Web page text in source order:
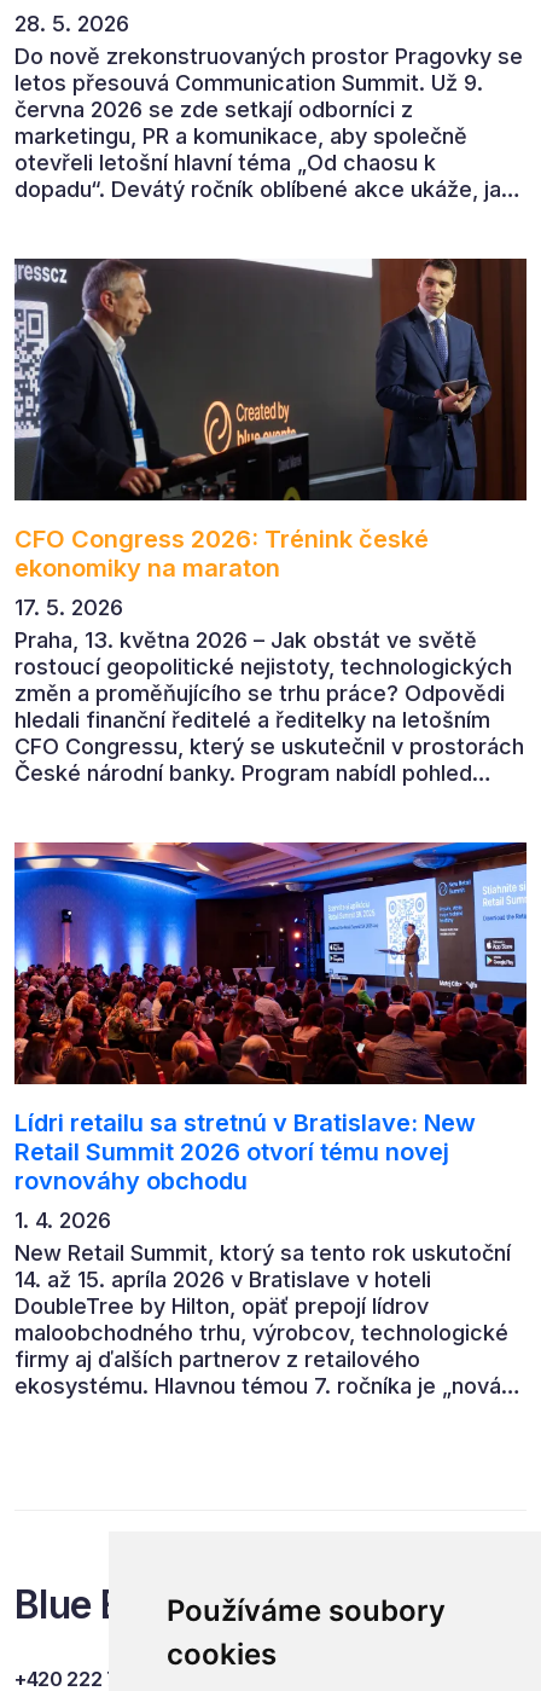
Používáme soubory
cookies
28. 5. 2026
Do nově zrekonstruovaných prostor Pragovky se
letos přesouvá Communication Summit. Už 9.
června 2026 se zde setkají odborníci z
marketingu, PR a komunikace, aby společně
otevřeli letošní hlavní téma „Od chaosu k
dopadu“. Devátý ročník oblíbené akce ukáže, jak
CFO Congress 2026: Trénink české
ekonomiky na maraton
17. 5. 2026
Praha, 13. května 2026 – Jak obstát ve světě
rostoucí geopolitické nejistoty, technologických
změn a proměňujícího se trhu práce? Odpovědi
hledali finanční ředitelé a ředitelky na letošním
CFO Congressu, který se uskutečnil v prostorách
České národní banky. Program nabídl pohled
automatizaci, leadership i budoucnost role CFO.
Lídri retailu sa stretnú v Bratislave: New
Retail Summit 2026 otvorí tému novej
rovnováhy obchodu
1. 4. 2026
New Retail Summit, ktorý sa tento rok uskutoční
14. až 15. apríla 2026 v Bratislave v hoteli
DoubleTree by Hilton, opäť prepojí lídrov
maloobchodného trhu, výrobcov, technologické
firmy aj ďalších partnerov z retailového
ekosystému. Hlavnou témou 7. ročníka je „nová
Blue Events
+420 222 749 841